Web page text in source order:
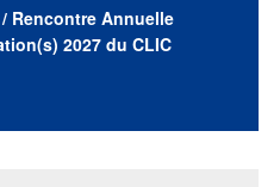
/ Rencontre Annuelle
2027 du CLIC